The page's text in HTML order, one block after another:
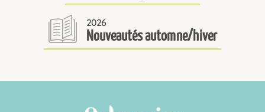
2026
Nouveautés automne/hiver